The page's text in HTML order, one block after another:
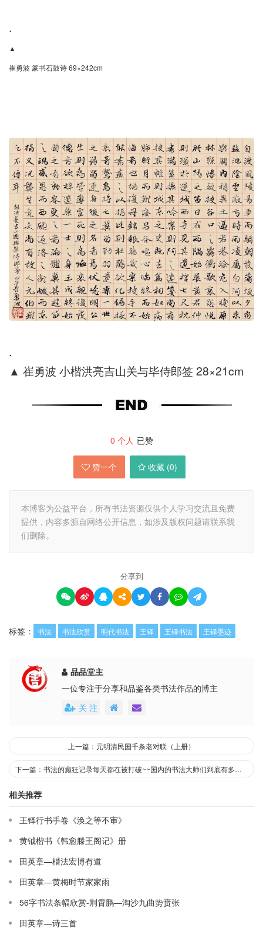
.
▲
崔勇波 篆书石鼓诗 69×242cm
.
▲ 崔勇波 小楷洪亮吉山关与毕侍郎签 28×21cm
0 个人 已赞
赞一个 收藏 (0)
本博客为公益平台，所有书法资源仅供个人学习交流且免费
提供，内容多源自网络公开信息，如涉及版权问题请联系我
们删除。
分享到
标签： 书法 书法欣赏 明代书法 王铎 王铎书法 王铎墨迹
品品堂主
一位专注于分享和品鉴各类书法作品的博主
关 注
上一篇：元明清民国千条老对联（上册）
下一篇：书法的癫狂记录每天都在被打破~~国内的书法大师们到底有多野….
相关推荐
王铎行书手卷《涣之等不审》
黄钺楷书《韩愈滕王阁记》册
田英章—楷法宏博有道
田英章—黄梅时节家家雨
56字书法条幅欣赏-荆霄鹏—淘沙九曲势贲张
田英章—诗三首